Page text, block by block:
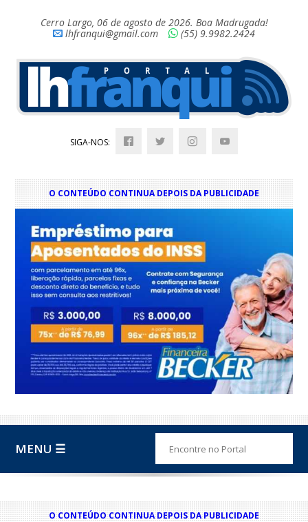
Cerro Largo, 06 de agosto de 2026. Boa Madrugada!
lhfranqui@gmail.com
(55) 9.9982.2424
SIGA-NOS:
O CONTEÚDO CONTINUA DEPOIS DA PUBLICIDADE
MENU ☰
O CONTEÚDO CONTINUA DEPOIS DA PUBLICIDADE